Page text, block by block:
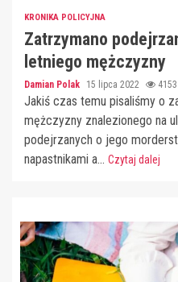
KRONIKA POLICYJNA
Zatrzymano
letniego mężczyzny
Damian Polak 15 lipca 2022 4153
Jakiś czas temu pisaliśmy o
mężczyzny znalezionego na
podejrzanych o jego
napastnikami a... Czytaj dalej